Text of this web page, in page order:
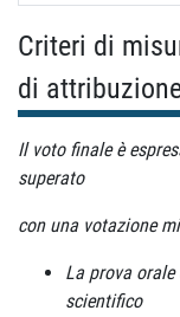
Criteri di
di
Il voto finale è
superato
con una votazione
La prova
scientifico